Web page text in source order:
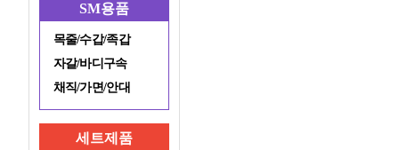
SM용품
목줄/수갑/족갑
자갈/바디구속
채직/가면/안대
세트제품